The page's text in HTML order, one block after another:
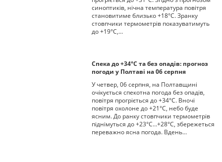
синоптиків, нічна температура повітря
становитиме близько +18°С. Зранку
стовпчики термометрів показуватимуть
до +19°С,…
Спека до +34°С та без опадів: прогноз
погоди у Полтаві на 06 серпня
У четвер, 06 серпня, на Полтавщині
очікується спекотна погода без опадів,
повітря прогріється до +34°С. Вночі
повітря охолоне до +21°С, небо буде
ясним. До ранку стовпчики термометрів
піднімуться до +23°С…+28°С, збережеться
переважно ясна погода. Вдень…